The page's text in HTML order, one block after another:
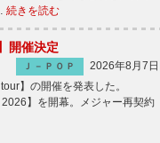
続きを読む
開催決定
Ｊ－ＰＯＰ
2026年8月7日
】の開催を発表した。
】を開幕。メジャー再契約